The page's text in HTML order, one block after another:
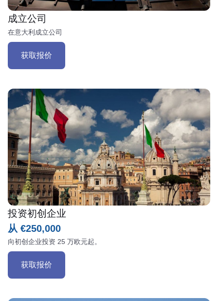
成立公司
在意大利成立公司
获取报价
投资初创企业
从 €250,000
向初创企业投资 25 万欧元起。
获取报价